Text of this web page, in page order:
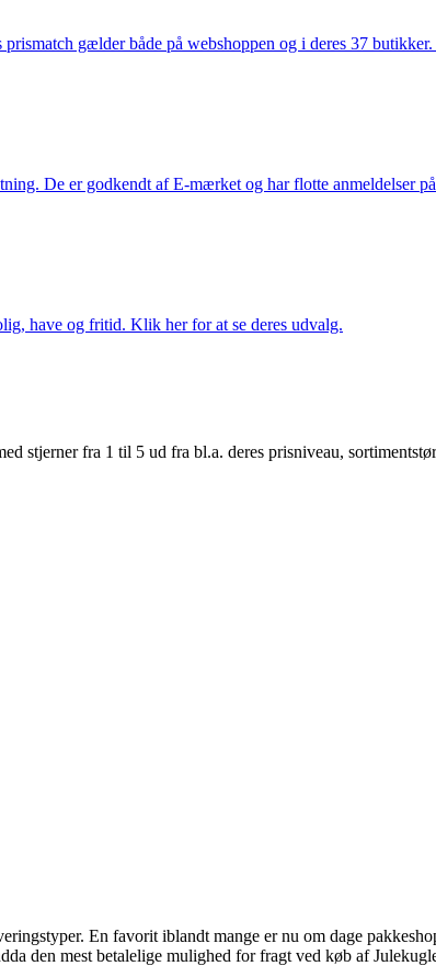
gælder både på webshoppen og i deres 37
De er godkendt af E-mærket og har flotte anmeldelser
have og fritid. Klik her for at se deres udvalg.
stjerner fra 1 til 5 ud fra bl.a. deres prisniveau,
En favorit iblandt mange er nu om dage
den mest betalelige mulighed for fragt ved køb af